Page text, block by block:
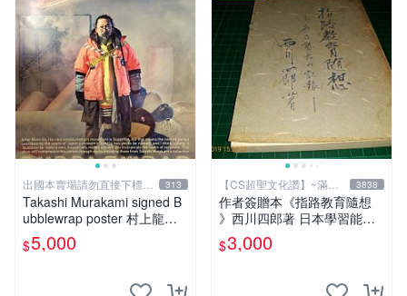
出國本賣場請勿直接下標請
先提問
313
Takashi Murakami signed B
ubblewrap poster 村上龍簽
名展覽海報 現貨台北
$5,000
【CS超聖文化讚】~滿千
元送運
3838
作者簽贈本《指路教育隨想
》西川四郎著 日本學習能率
研究會 昭和五十二年【CS超
聖文化讚】
$3,000